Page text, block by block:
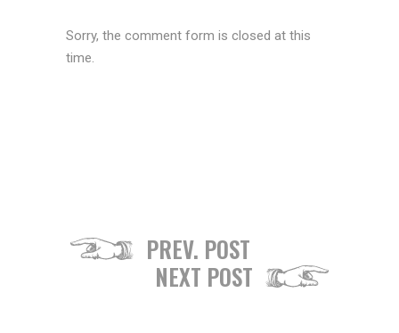
Sorry, the comment form is closed at this
time.
PREV. POST
NEXT POST